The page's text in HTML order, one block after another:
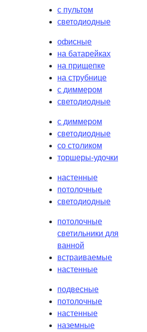
с пультом
светодиодные
офисные
на батарейках
на прищепке
на струбнице
с диммером
светодиодные
с диммером
светодиодные
со столиком
торшеры-удочки
настенные
потолочные
светодиодные
потолочные
светильники для
ванной
встраиваемые
настенные
подвесные
потолочные
настенные
наземные